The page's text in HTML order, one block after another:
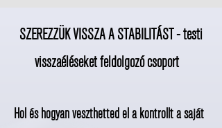
SZEREZZÜK VISSZA A STABILITÁST - testi
visszaéléseket feldolgozó csoport
Hol és hogyan veszthetted el a kontrollt a saját